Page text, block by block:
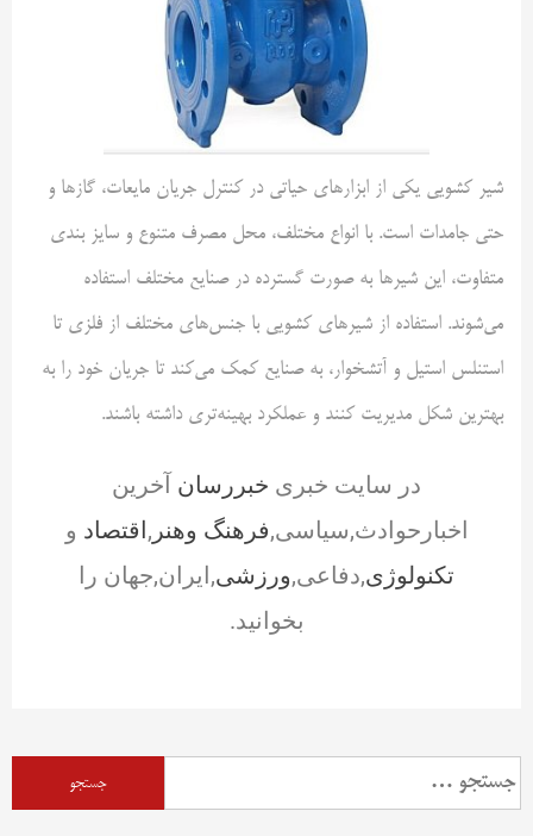
شیر کشویی یکی از ابزارهای حیاتی در کنترل جریان مایعات، گازها و
حتی جامدات است. با انواع مختلف، محل مصرف متنوع و سایز بندی
متفاوت، این شیرها به صورت گسترده در صنایع مختلف استفاده
می‌شوند. استفاده از شیرهای کشویی با جنس‌های مختلف از فلزی تا
استنلس استیل و آتشخوار، به صنایع کمک می‌کند تا جریان خود را به
بهترین شکل مدیریت کنند و عملکرد بهینه‌تری داشته باشند.
در سایت خبری خبررسان آخرین
اخبارحوادث,سیاسی,فرهنگ وهنر ,اقتصاد و
تکنولوژی,دفاعی,ورزشی,ایران,جهان را
بخوانید.